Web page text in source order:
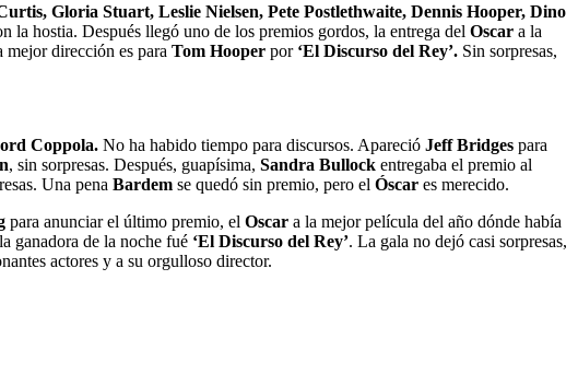
Gloria Stuart, Leslie Nielsen, Pete Postlethwaite, Dennis Hooper, Dino
la hostia. Después llegó uno de los premios gordos, la entrega del Oscar a la
mejor dirección es para Tom Hooper por‘El Discurso del Rey’. Sin sorpresas,
Coppola. No ha habido tiempo para discursos. Apareció Jeff Bridges para
, sin sorpresas. Después, guapísima, Sandra Bullock entregaba el premio al
Una pena Bardem se quedó sin premio, pero el Óscar es merecido.
para anunciar el último premio, el Oscar a la mejor película del año dónde había
ganadora de la noche fué ‘El Discurso del Rey’. La gala no dejó casi sorpresas,
actores y a su orgulloso director.